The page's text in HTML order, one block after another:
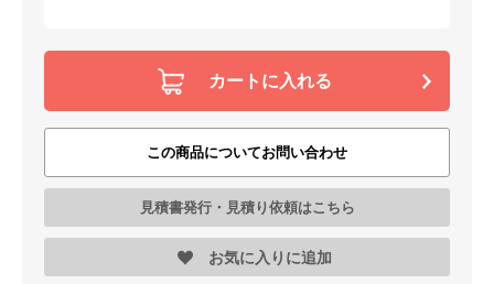
カートに入れる
この商品についてお問い合わせ
見積書発行・見積り依頼はこちら
お気に入りに追加